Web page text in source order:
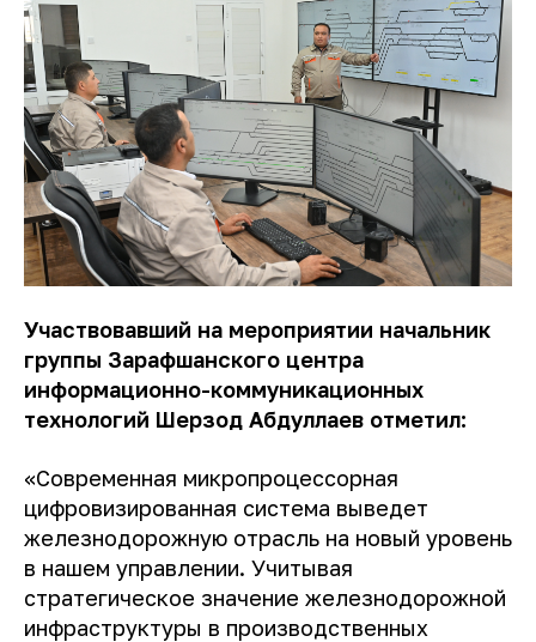
Участвовавший на мероприятии начальник
группы Зарафшанского центра
информационно-коммуникационных
технологий Шерзод Абдуллаев отметил:
«Современная микропроцессорная
цифровизированная система выведет
железнодорожную отрасль на новый уровень
в нашем управлении. Учитывая
стратегическое значение железнодорожной
инфраструктуры в производственных